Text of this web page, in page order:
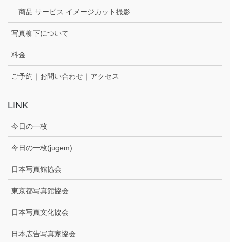
商品 サービス イメージカット撮影
写真柳下について
料金
ご予約｜お問い合わせ｜アクセス
LINK
今日の一枚
今日の一枚(jugem)
日本写真館協会
東京都写真館協会
日本写真文化協会
日本広告写真家協会